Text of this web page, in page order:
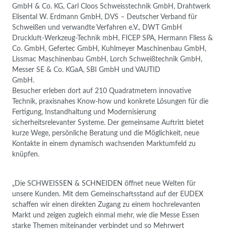
GmbH & Co. KG, Carl Cloos Schweisstechnik GmbH, Drahtwerk
Elisental W. Erdmann GmbH, DVS – Deutscher Verband für
Schweißen und verwandte Verfahren e.V., DWT GmbH
Druckluft-Werkzeug-Technik mbH, FICEP SPA, Hermann Fliess &
Co. GmbH, Gefertec GmbH, Kuhlmeyer Maschinenbau GmbH,
Lissmac Maschinenbau GmbH, Lorch Schweißtechnik GmbH,
Messer SE & Co. KGaA, SBI GmbH und VAUTID
GmbH.
Besucher erleben dort auf 210 Quadratmetern innovative
Technik, praxisnahes Know-how und konkrete Lösungen für die
Fertigung, Instandhaltung und Modernisierung
sicherheitsrelevanter Systeme. Der gemeinsame Auftritt bietet
kurze Wege, persönliche Beratung und die Möglichkeit, neue
Kontakte in einem dynamisch wachsenden Marktumfeld zu
knüpfen.
„Die SCHWEISSEN & SCHNEIDEN öffnet neue Welten für
unsere Kunden. Mit dem Gemeinschaftsstand auf der EUDEX
schaffen wir einen direkten Zugang zu einem hochrelevanten
Markt und zeigen zugleich einmal mehr, wie die Messe Essen
starke Themen miteinander verbindet und so Mehrwert